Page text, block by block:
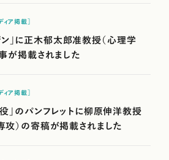
ィア掲載］
」に正木郁太郎准教授（心理学
が掲載されました
ィア掲載］
」のパンフレットに柳原伸洋教授
攻）の寄稿が掲載されました